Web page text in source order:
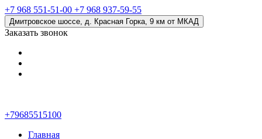
+7 968 551-51-00 +7 968 937-59-55
Дмитровское шоссе, д. Красная Горка, 9 км от МКАД
Заказать звонок
+79685515100
Главная